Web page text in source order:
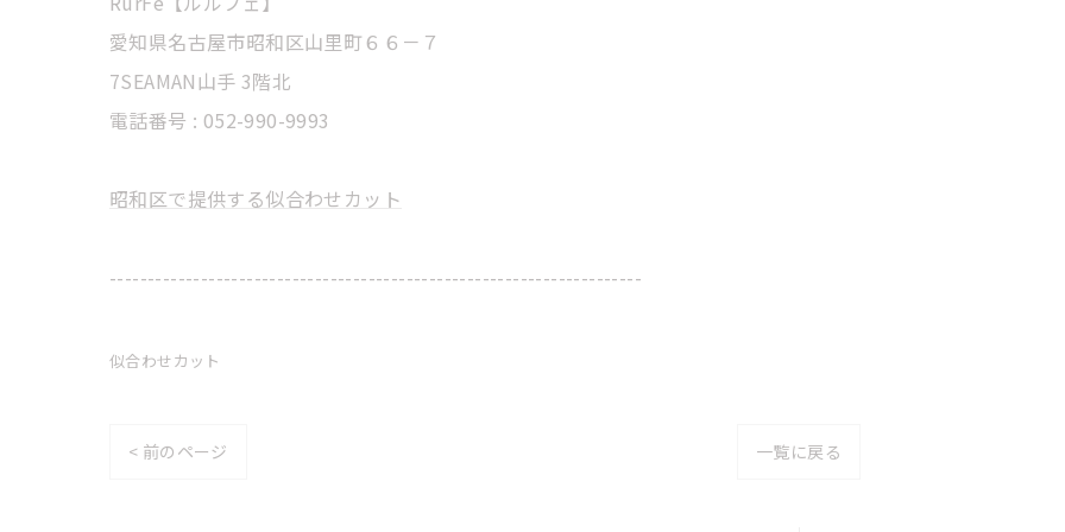
愛知県名古屋市昭和区山里町６６－７
7SEAMAN山手 3階北
電話番号 : 052-990-9993
昭和区で提供する似合わせカット
----------------------------------------------------------------------
似合わせカット
< 前のページ 一覧に戻る